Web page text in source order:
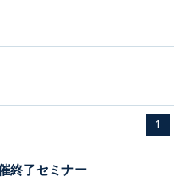
1
終了セミナー